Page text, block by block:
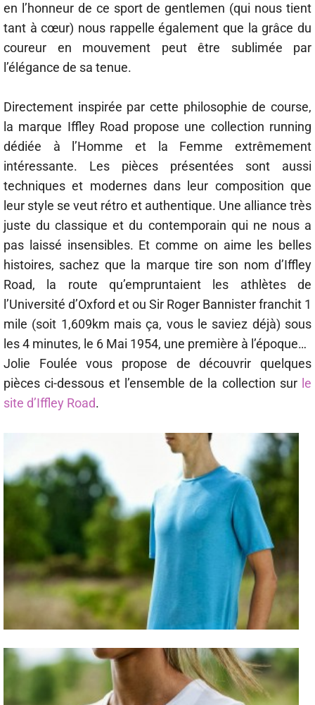
en l’honneur de ce sport de gentlemen (qui nous tient
tant à cœur) nous rappelle également que la grâce du
coureur en mouvement peut être sublimée par
l’élégance de sa tenue.
Directement inspirée par cette philosophie de course,
la marque Iffley Road propose une collection running
dédiée à l’Homme et la Femme extrêmement
intéressante. Les pièces présentées sont aussi
techniques et modernes dans leur composition que
leur style se veut rétro et authentique. Une alliance très
juste du classique et du contemporain qui ne nous a
pas laissé insensibles. Et comme on aime les belles
histoires, sachez que la marque tire son nom d’Iffley
Road, la route qu’empruntaient les athlètes de
l’Université d’Oxford et ou Sir Roger Bannister franchit 1
mile (soit 1,609km mais ça, vous le saviez déjà) sous
les 4 minutes, le 6 Mai 1954, une première à l’époque…
Jolie Foulée vous propose de découvrir quelques
pièces ci-dessous et l’ensemble de la collection sur le
site d’Iffley Road.